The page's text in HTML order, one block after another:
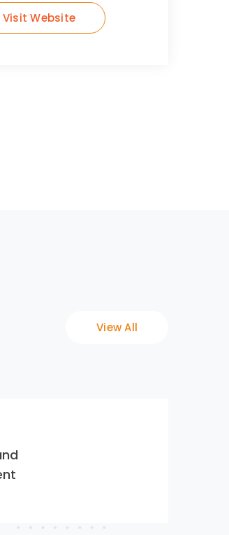
Visit Website
View All